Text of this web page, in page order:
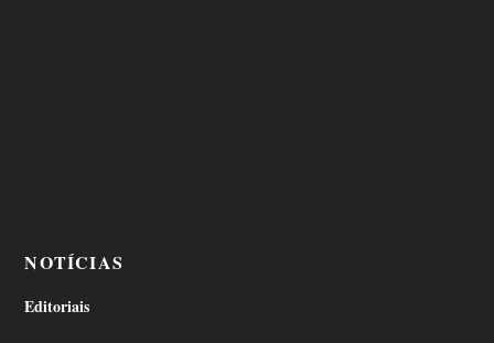
NOTÍCIAS
Editoriais